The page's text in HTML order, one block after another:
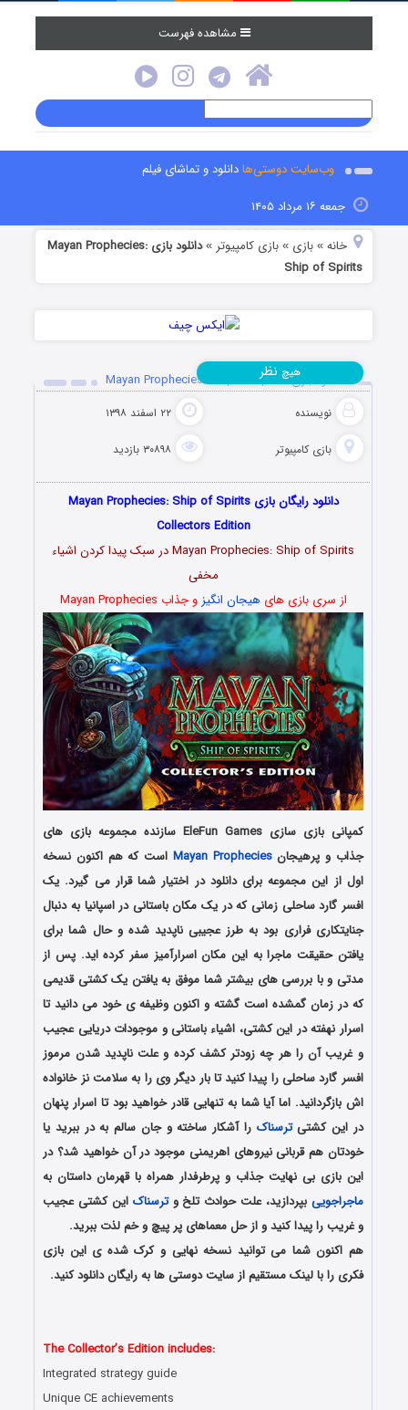
مشاهده فهرست
وب‌سایت دوستی‌هادانلود و تماشای فیلم
جمعه ۱۶ مرداد ۱۴۰۵
خانه »بازی »بازی کامپیوتر »
دانلود بازی Mayan Prophecies:
Ship of Spirits
دانلود بازی Mayan Prophecies: Ship of Spirits
نویسنده ۲۲ اسفند ۱۳۹۸
بازی کامپیوتر ۳۰۸۹۸ بازدید
هیچ نظر
دانلود رایگان بازی Mayan Prophecies: Ship of Spirits
Collectors Edition
Mayan Prophecies: Ship of Spirits در سبک پیدا کردن اشیاء
مخفی
از سری بازی های هیجان انگیز و جذاب Mayan Prophecies
کمپانی بازی سازی EleFun Games سازنده مجموعه بازی های
جذاب و پرهیجانMayan Prophecies است که هم اکنون نسخه
اول از این مجموعه برای دانلود در اختیار شما قرار می گیرد. یک
افسر گارد ساحلی زمانی که در یک مکان باستانی در اسپانیا به دنبال
جنایتکاری فراری بود به طرز عجیبی ناپدید شده و حال شما برای
یافتن حقیقت ماجرا به این مکان اسرارآمیز سفر کرده اید. پس از
مدتی و با بررسی های بیشتر شما موفق به یافتن یک کشتی قدیمی
که در زمان گمشده است گشته و اکنون وظیفه ی خود می دانید تا
اسرار نهفته در این کشتی، اشیاء باستانی و موجودات دریایی عجیب
و غریب آن را هر چه زودتر کشف کرده و علت ناپدید شدن مرموز
افسر گارد ساحلی را پیدا کنید تا بار دیگر وی را به سلامت نز خانواده
اش بازگردانید. اما آیا شما به تنهایی قادر خواهید بود تا اسرار پنهان
در این کشتیترسناک را آشکار ساخته و جان سالم به در ببرید یا
خودتان هم قربانی نیروهای اهریمنی موجود در آن خواهید شد؟ در
این بازی بی نهایت جذاب و پرطرفدار همراه با قهرمان داستان به
ماجراجویی بپردازید، علت حوادث تلخ وترسناک این کشتی عجیب
و غریب را پیدا کنید و از حل معماهای پر پیچ و خم لذت ببرید.
هم اکنون شما می توانید نسخه نهایی و کرک شده ی این بازی
فکری را با لینک مستقیم از سایت دوستی ها به رایگان دانلود کنید.
The Collector’s Edition includes:
Integrated strategy guide
Unique CE achievements